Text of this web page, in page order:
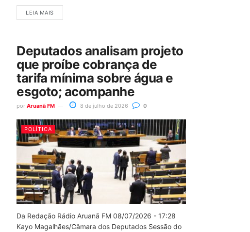
LEIA MAIS
Deputados analisam projeto
que proíbe cobrança de
tarifa mínima sobre água e
esgoto; acompanhe
por Aruanã FM 8 de julho de 2026 0
POLÍTICA
Da Redação Rádio Aruanã FM 08/07/2026 - 17:28
Kayo Magalhães/Câmara dos Deputados Sessão do